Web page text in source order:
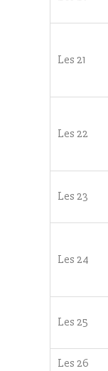
Les 21
Les 22
Les 23
Les 24
Les 25
Les 26